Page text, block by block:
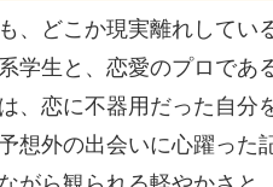
、どこか現実離れしてい
学生と、恋愛のプロであ
、恋に不器用だった自分
想外の出会いに心躍った